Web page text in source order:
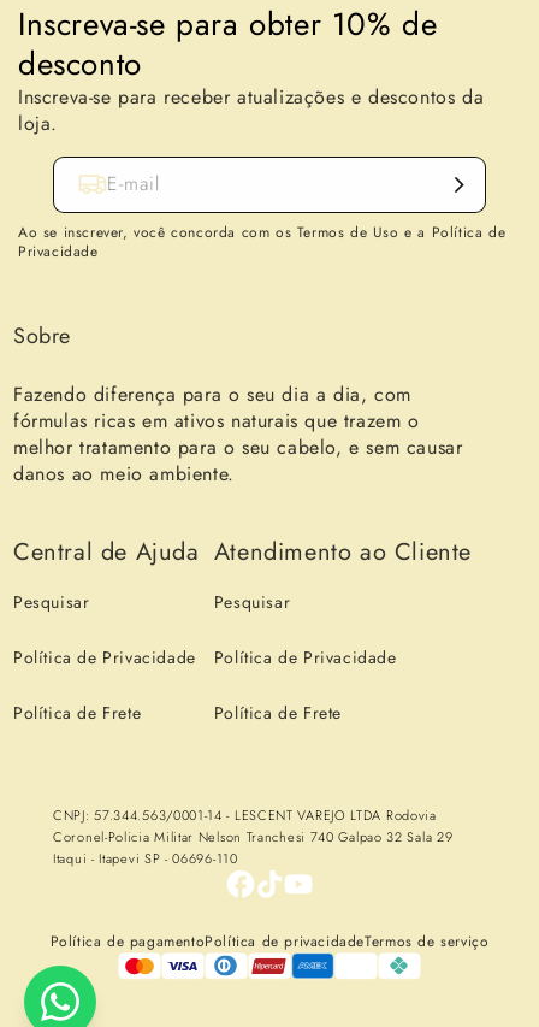
Inscreva-se para obter 10% de
desconto
Inscreva-se para receber atualizações e descontos da
loja.
E-mail
Ao se inscrever, você concorda com os Termos de Uso e a Política de
Privacidade
Sobre
Fazendo diferença para o seu dia a dia, com
fórmulas ricas em ativos naturais que trazem o
melhor tratamento para o seu cabelo, e sem causar
danos ao meio ambiente.
Central de Ajuda
Pesquisar
Política de Privacidade
Política de Frete
Atendimento ao Cliente
Pesquisar
Política de Privacidade
Política de Frete
CNPJ: 57.344.563/0001-14 - LESCENT VAREJO LTDA Rodovia
Coronel-Policia Militar Nelson Tranchesi 740 Galpao 32 Sala 29
Itaqui - Itapevi SP - 06696-110
Política de pagamentoPolítica de privacidadeTermos de serviço